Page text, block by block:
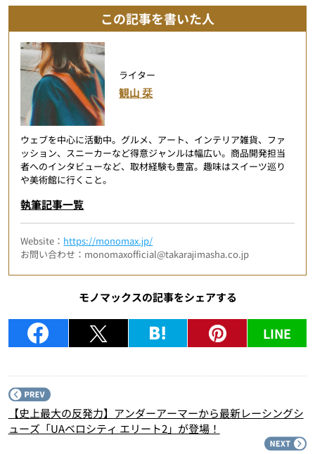
この記事を書いた人
ライター
観山 栞
ウェブを中心に活動中。グルメ、アート、インテリア雑貨、ファ
ッション、スニーカーなど得意ジャンルは幅広い。商品開発担当
者へのインタビューなど、取材経験も豊富。趣味はスイーツ巡り
や美術館に行くこと。
執筆記事一覧
Website： https://monomax.jp/
お問い合わせ：monomaxofficial@takarajimasha.co.jp
モノマックスの記事をシェアする
LINE
【史上最大の反発力】アンダーアーマーから最新レーシングシ
ューズ「UAベロシティ エリート2」が登場！